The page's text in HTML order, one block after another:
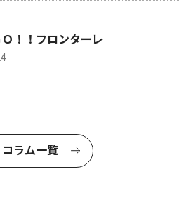
！！フロンターレ
コラム一覧